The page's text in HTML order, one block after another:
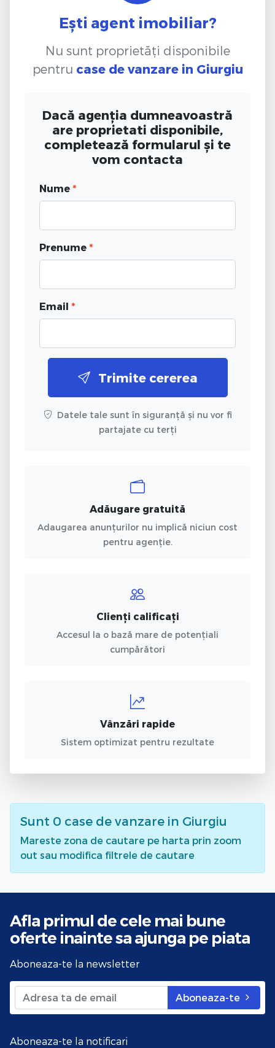
Ești agent imobiliar?
Nu sunt proprietăți disponibile
pentru case de vanzare in Giurgiu
Dacă agenția dumneavoastră
are proprietati disponibile,
completează formularul și te
vom contacta
Nume *
Prenume *
Email *
Trimite cererea
Datele tale sunt în siguranță și nu vor fi
partajate cu terți
Adăugare gratuită
Adaugarea anunțurilor nu implică niciun cost
pentru agenție.
Clienți calificați
Accesul la o bază mare de potențiali
cumpărători
Vânzări rapide
Sistem optimizat pentru rezultate
Sunt 0 case de vanzare in Giurgiu
Mareste zona de cautare pe harta prin zoom
out sau modifica filtrele de cautare
Afla primul de cele mai bune
oferte inainte sa ajunga pe piata
Aboneaza-te la newsletter
Aboneaza-te
Aboneaza-te la notificari